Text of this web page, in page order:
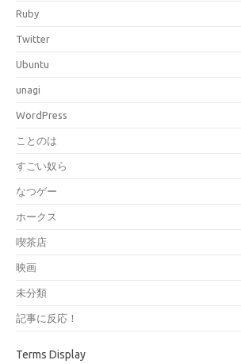
Ruby
Twitter
Ubuntu
unagi
WordPress
ことのは
すごい奴ら
なつゲー
ホークス
喫茶店
映画
未分類
記事に反応！
Terms Display